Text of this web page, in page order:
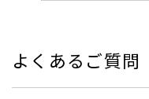
よくあるご質問